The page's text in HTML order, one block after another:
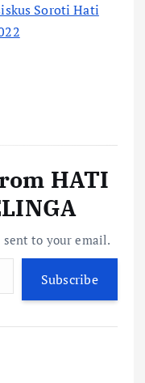
Soroti Hati
HATI
sent to your email.
Subscribe